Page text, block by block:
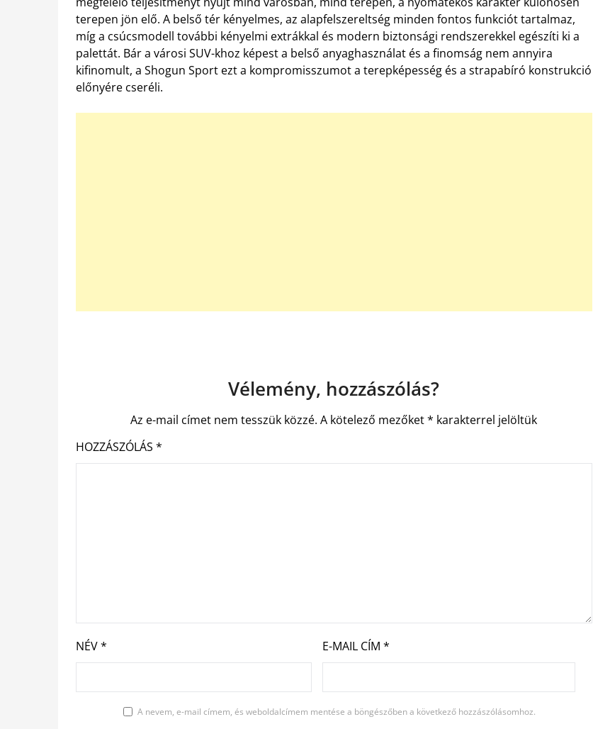
terepen jön elő. A belső tér kényelmes, az alapfelszereltség minden fontos funkciót tartalmaz,
míg a csúcsmodell további kényelmi extrákkal és modern biztonsági rendszerekkel egészíti ki a
palettát. Bár a városi SUV-khoz képest a belső anyaghasználat és a finomság nem annyira
kifinomult, a Shogun Sport ezt a kompromisszumot a terepképesség és a strapabíró konstrukció
előnyére cseréli.
Vélemény, hozzászólás?
Az e-mail címet nem tesszük közzé. A kötelező mezőket* karakterrel jelöltük
HOZZÁSZÓLÁS *
NÉV* E-MAIL CÍM *
A nevem, e-mail címem, és weboldalcímem mentése a böngészőben a következő hozzászólásomhoz.